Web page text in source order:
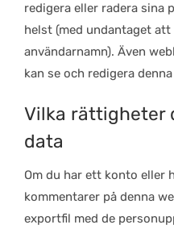
redigera eller radera sina
helst (med undantaget
användarnamn). Även
kan se och redigera
Vilka rättigheter
data
Om du har ett konto eller
kommentarer på denna
exportfil med de